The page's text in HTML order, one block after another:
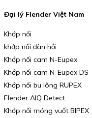
Đại lý Flender Việt Nam
Khớp nối
khớp nối đàn hồi
Khớp nối cam N-Eupex
Khớp nối cam N-Eupex DS
Khớp nối bu lông RUPEX
Flender AIQ Detect
Khớp nối móng vuốt BIPEX